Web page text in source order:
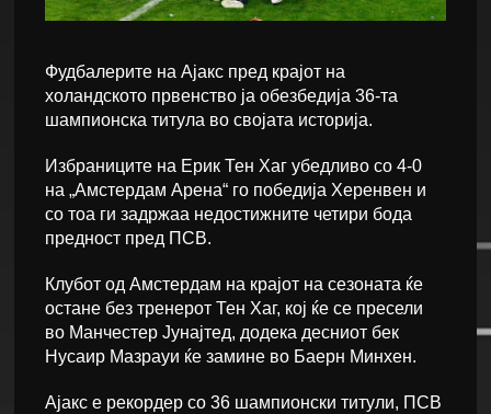
Фудбалерите на Ајакс пред крајот на
холандското првенство ја обезбедија 36-та
шампионска титула во својата историја.
Избраниците на Ерик Тен Хаг убедливо со 4-0
на „Амстердам Арена“ го победија Херенвен и
со тоа ги задржаа недостижните четири бода
предност пред ПСВ.
Клубот од Амстердам на крајот на сезоната ќе
остане без тренерот Тен Хаг, кој ќе се пресели
во Манчестер Јунајтед, додека десниот бек
Нусаир Мазрауи ќе замине во Баерн Минхен.
Ајакс е рекордер со 36 шампионски титули, ПСВ